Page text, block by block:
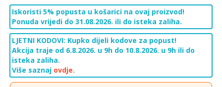
Iskoristi 5% popusta u košarici na ovaj proizvod!
Ponuda vrijedi do 31.08.2026. ili do isteka zaliha.
LJETNI KODOVI: Kupko dijeli kodove za popust!
Akcija traje od 6.8.2026. u 9h do 10.8.2026. u 9h ili do
isteka zaliha.
Više saznaj ovdje.